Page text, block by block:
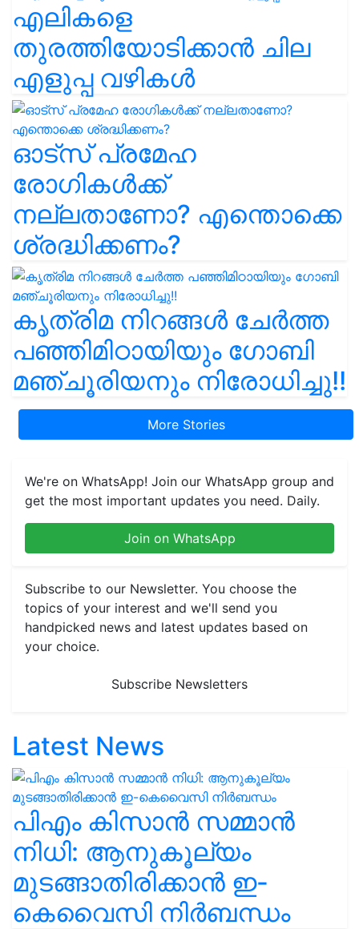
എലികളെ
തുരത്തിയോടിക്കാൻ ചില
എളുപ്പ വഴികൾ
ഓട്സ് പ്രമേഹ
രോഗികൾക്ക്
നല്ലതാണോ? എന്തൊക്കെ
ശ്രദ്ധിക്കണം?
കൃത്രിമ നിറങ്ങൾ ചേർത്ത
പഞ്ഞിമിഠായിയും ഗോബി
മഞ്ചൂരിയനും നിരോധിച്ചു!!
More Stories
We're on WhatsApp! Join our WhatsApp group and
get the most important updates you need. Daily.
Join on WhatsApp
Subscribe to our Newsletter. You choose the
topics of your interest and we'll send you
handpicked news and latest updates based on
your choice.
Subscribe Newsletters
Latest News
പിഎം കിസാൻ സമ്മാൻ
നിധി: ആനുകൂല്യം
മുടങ്ങാതിരിക്കാൻ ഇ-
കെവൈസി നിർബന്ധം